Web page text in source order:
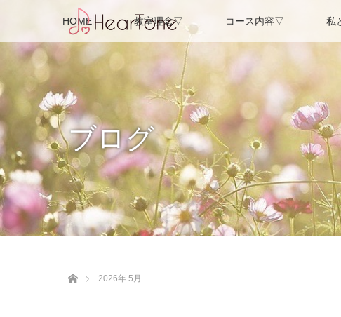
HOME 教室理念▽ コース内容▽ 私
ブログ
2026年 5月